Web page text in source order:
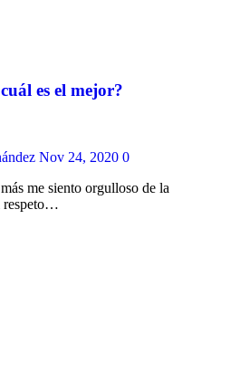
es el mejor?
Nov 24, 2020 0
me siento orgulloso de la
respeto…